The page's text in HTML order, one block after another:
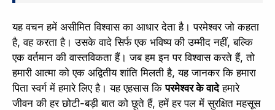
यह वचन हमें असीमित विश्वास का आधार देता है। परमेश्वर जो कहता
है, वह करता है। उसके वादे सिर्फ एक भविष्य की उम्मीद नहीं, बल्कि
एक वर्तमान की वास्तविकता हैं। जब हम इन पर विश्वास करते हैं, तो
हमारी आत्मा को एक अद्वितीय शांति मिलती है, यह जानकर कि हमारा
पिता स्वर्ग में हमारे लिए है। यह एहसास किपरमेश्वर के वादेहमारे
जीवन की हर छोटी-बड़ी बात को छूते हैं, हमें हर पल में सुरक्षित महसूस